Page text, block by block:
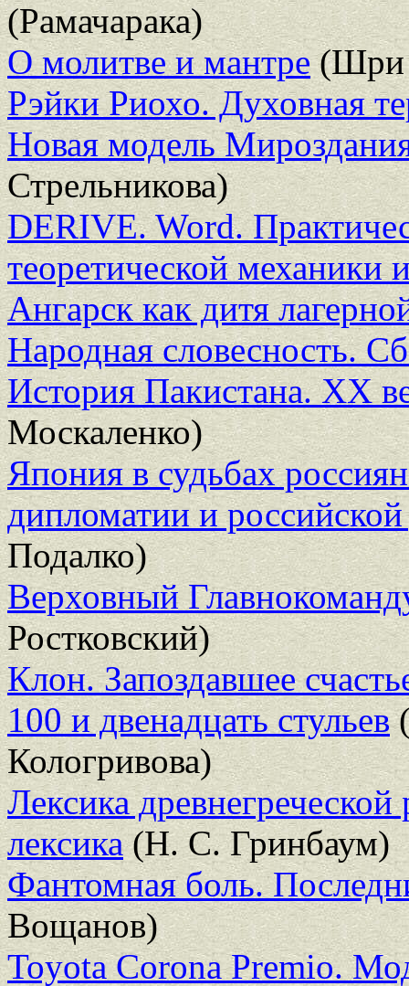
(Рамачарака)
О молитве и мантре(Шри
Рэйки Риохо. Духовная
Новая модель
Стрельникова)
DERIVE. Word.
теоретической механики
Ангарск как дитя
Народная словесность.
История Пакистана. ХХ
Москаленко)
Япония в судьбах
дипломатии и
Подалко)
Верховный
Ростковский)
Клон. Запоздавшее
100 и двенадцать стульев
Кологривова)
Лексика
лексика(Н. С. Гринбаум)
Фантомная боль.
Вощанов)
Toyota Corona Premio.